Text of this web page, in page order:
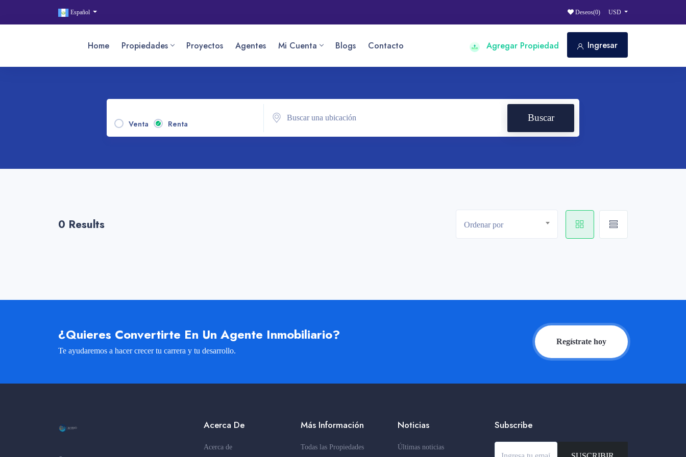
Español Deseos(0) USD
Home Propiedades Proyectos Agentes Mi Cuenta Blogs Contacto Agregar Propiedad Ingresar
Venta Renta
Buscar
0 Results Ordenar por
¿Quieres Convertirte En Un Agente Inmobiliario?
Te ayudaremos a hacer crecer tu carrera y tu desarrollo.
Regístrate hoy
Acerca De
Acerca de
Más Información
Todas las Propiedades
Noticias
Últimas noticias
Subscribe